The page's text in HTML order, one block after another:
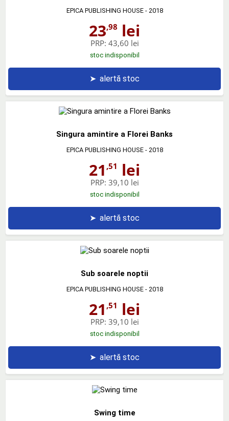
EPICA PUBLISHING HOUSE- 2018
23,98 lei
PRP: 43,60 lei
stoc indisponibil
➤ alertă stoc
Singura amintire a Florei Banks
EPICA PUBLISHING HOUSE- 2018
21 ,51 lei
PRP: 39,10 lei
stoc indisponibil
➤ alertă stoc
Sub soarele noptii
EPICA PUBLISHING HOUSE- 2018
21 ,51 lei
PRP: 39,10 lei
stoc indisponibil
➤ alertă stoc
Swing time